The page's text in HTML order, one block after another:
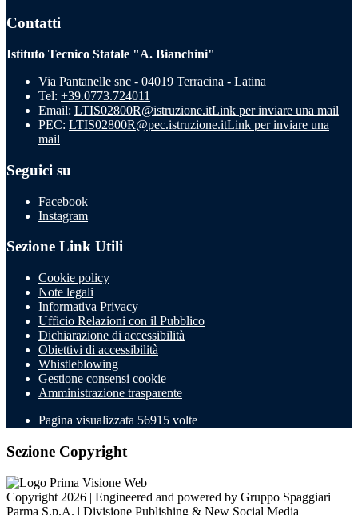
Contatti
Istituto Tecnico Statale "A. Bianchini"
Via Pantanelle snc - 04019 Terracina - Latina
Tel: +39.0773.724011
Email: LTIS02800R@istruzione.itLink per inviare una mail
PEC: LTIS02800R@pec.istruzione.itLink per inviare una
mail
Seguici su
Facebook
Instagram
Sezione Link Utili
Cookie policy
Note legali
Informativa Privacy
Ufficio Relazioni con il Pubblico
Dichiarazione di accessibilità
Obiettivi di accessibilità
Whistleblowing
Gestione consensi cookie
Amministrazione trasparente
Pagina visualizzata 56915 volte
Sezione Copyright
Copyright 2026 | Engineered and powered by Gruppo Spaggiari
Parma S.p.A. | Divisione Publishing & New Social Media